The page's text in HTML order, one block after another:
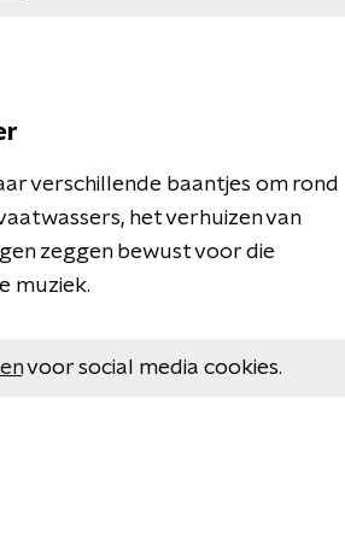
verschillende baantjes om rond
het verhuizen van
zeggen bewust voor die
muziek.
voor social media cookies.